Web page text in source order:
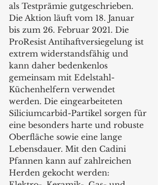
als Testprämie gutgeschrieben.
Die Aktion läuft vom 18. Januar
bis zum 26. Februar 2021. Die
ProResist Antihaftversiegelung ist
extrem widerstandsfähig und
kann daher bedenkenlos
gemeinsam mit Edelstahl-
Küchenhelfern verwendet
werden. Die eingearbeiteten
Siliciumcarbid-Partikel sorgen für
eine besonders harte und robuste
Oberfläche sowie eine lange
Lebensdauer. Mit den Cadini
Pfannen kann auf zahlreichen
Herden gekocht werden: